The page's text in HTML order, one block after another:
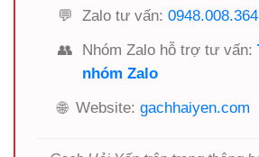
💬
Zalo tư vấn: 0948.008.364
👥
Nhóm Zalo hỗ trợ tư vấn:
nhóm Zalo
🌐 Website: gachhaiyen.com